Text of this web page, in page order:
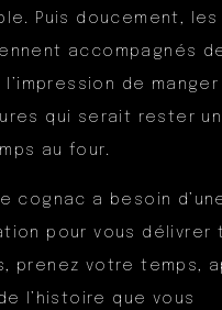
Puis doucement,
accompagnés
de manger
qui serait rester un
au four.
cognac a besoin
pour vous délivrer
prenez votre temps,
l’histoire que vous